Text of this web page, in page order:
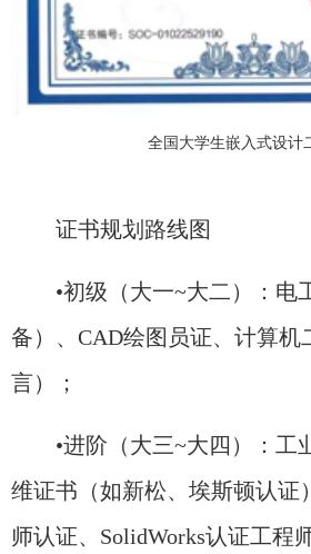
全国大学生嵌入式设计
证书规划路线图
•初级（大一~大二）：电
备）、CAD绘图员证、计算机
言）；
•进阶（大三~大四）：工
维证书（如新松、埃斯顿认证
师认证、SolidWorks认证工程